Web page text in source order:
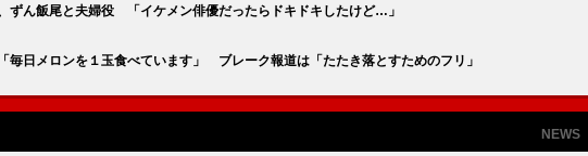
ずん飯尾と夫婦役 「イケメン俳優だったらドキドキしたけど…」
毎日メロンを１玉食べています」 ブレーク報道は「たたき落とすためのフリ」
NEWS